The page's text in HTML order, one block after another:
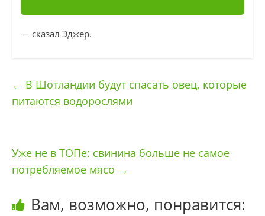
— сказал Эджер.
← В Шотландии будут спасать овец, которые
питаются водорослями
Уже не в ТОПе: свинина больше не самое
потребляемое мясо →
Вам, возможно, понравится: